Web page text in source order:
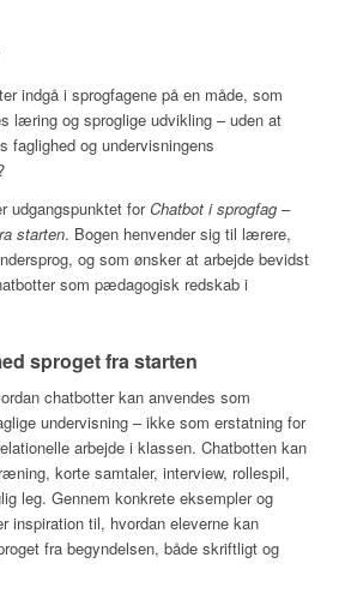
indgå i sprogfagene på en måde, som
læring og sproglige udvikling – uden at
faglighed og undervisningens
udgangspunktet forChatbot i sprogfag –
starten. Bogen henvender sig til lærere,
og som ønsker at arbejde bevidst
som pædagogisk redskab i
sproget fra starten
chatbotter kan anvendes som
undervisning – ikke som erstatning for
arbejde i klassen. Chatbotten kan
korte samtaler, interview, rollespil,
leg. Gennem konkrete eksempler og
inspiration til, hvordan eleverne kan
fra begyndelsen, både skriftligt og